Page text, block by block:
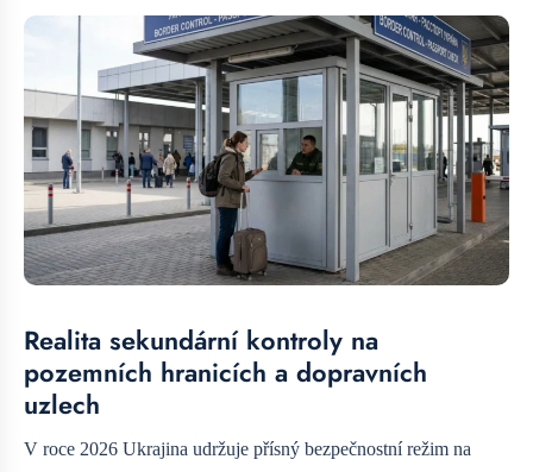
Realita sekundární kontroly na
pozemních hranicích a dopravních
uzlech
V roce 2026 Ukrajina udržuje přísný bezpečnostní režim na